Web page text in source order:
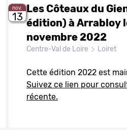
nov.
13
Les Côteaux du
édition) à Arrabloy
novembre 2022
Centre-Val de Loire Loiret
Cette édition 2022 est
Suivez ce lien pour
récente.